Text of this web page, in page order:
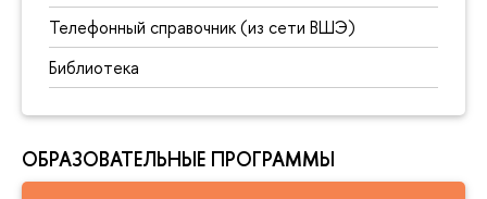
Телефонный справочник (из сети ВШЭ)
Библиотека
ОБРАЗОВАТЕЛЬНЫЕ ПРОГРАММЫ